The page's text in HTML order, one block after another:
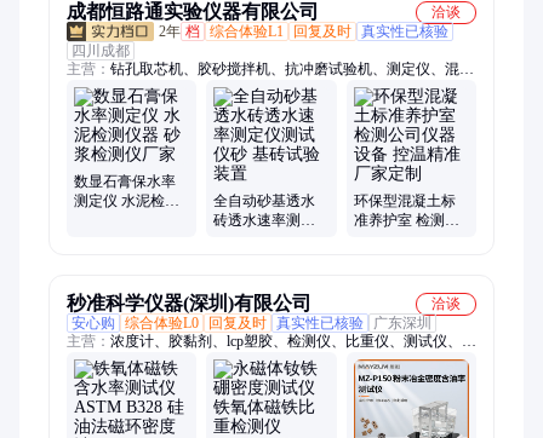
成都恒路通实验仪器有限公司
洽谈
2年 档 综合体验L1 回复及时 真实性已核验
四川成都
主营： 钻孔取芯机、胶砂搅拌机、抗冲磨试验机、测定仪、混凝
土抗渗仪、碱骨料比长仪、混凝土搅拌机
数显石膏保水率
测定仪 水泥检测
全自动砂基透水
砖透水速率测定
环保型混凝土标
准养护室 检测公
秒准科学仪器(深圳)有限公司
洽谈
安心购
综合体验L0 回复及时 真实性已核验
广东深圳
主营： 浓度计、胶黏剂、lcp塑胶、检测仪、比重仪、测试仪、光
谱仪、eps密度、密度计、pp熔喷料、当量密度、发泡橡胶、海
绵材料、工程陶瓷、电子橡胶、橡胶塑料、陶瓷颗粒、粉末注
射、黄金密度、粉尘堆积、x荧光光谱、ps塑料颗粒、pp塑料颗
粒、99陶瓷生胚、高精度粉末